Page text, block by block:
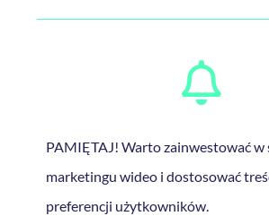
PAMIĘTAJ! Warto zainwestować w
marketingu wideo i dostosować
preferencji użytkowników.